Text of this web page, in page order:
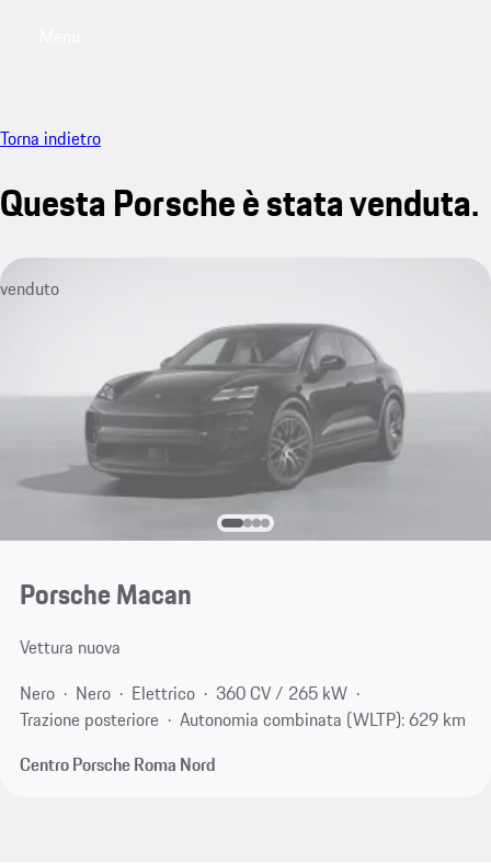
Torna indietro
Questa Porsche è stata venduta.
venduto
Porsche Macan
Vettura nuova
Nero
Nero Elettrico
360 CV / 265 kW
Trazione posteriore
Autonomia combinata (WLTP): 629 km
Centro Porsche Roma Nord